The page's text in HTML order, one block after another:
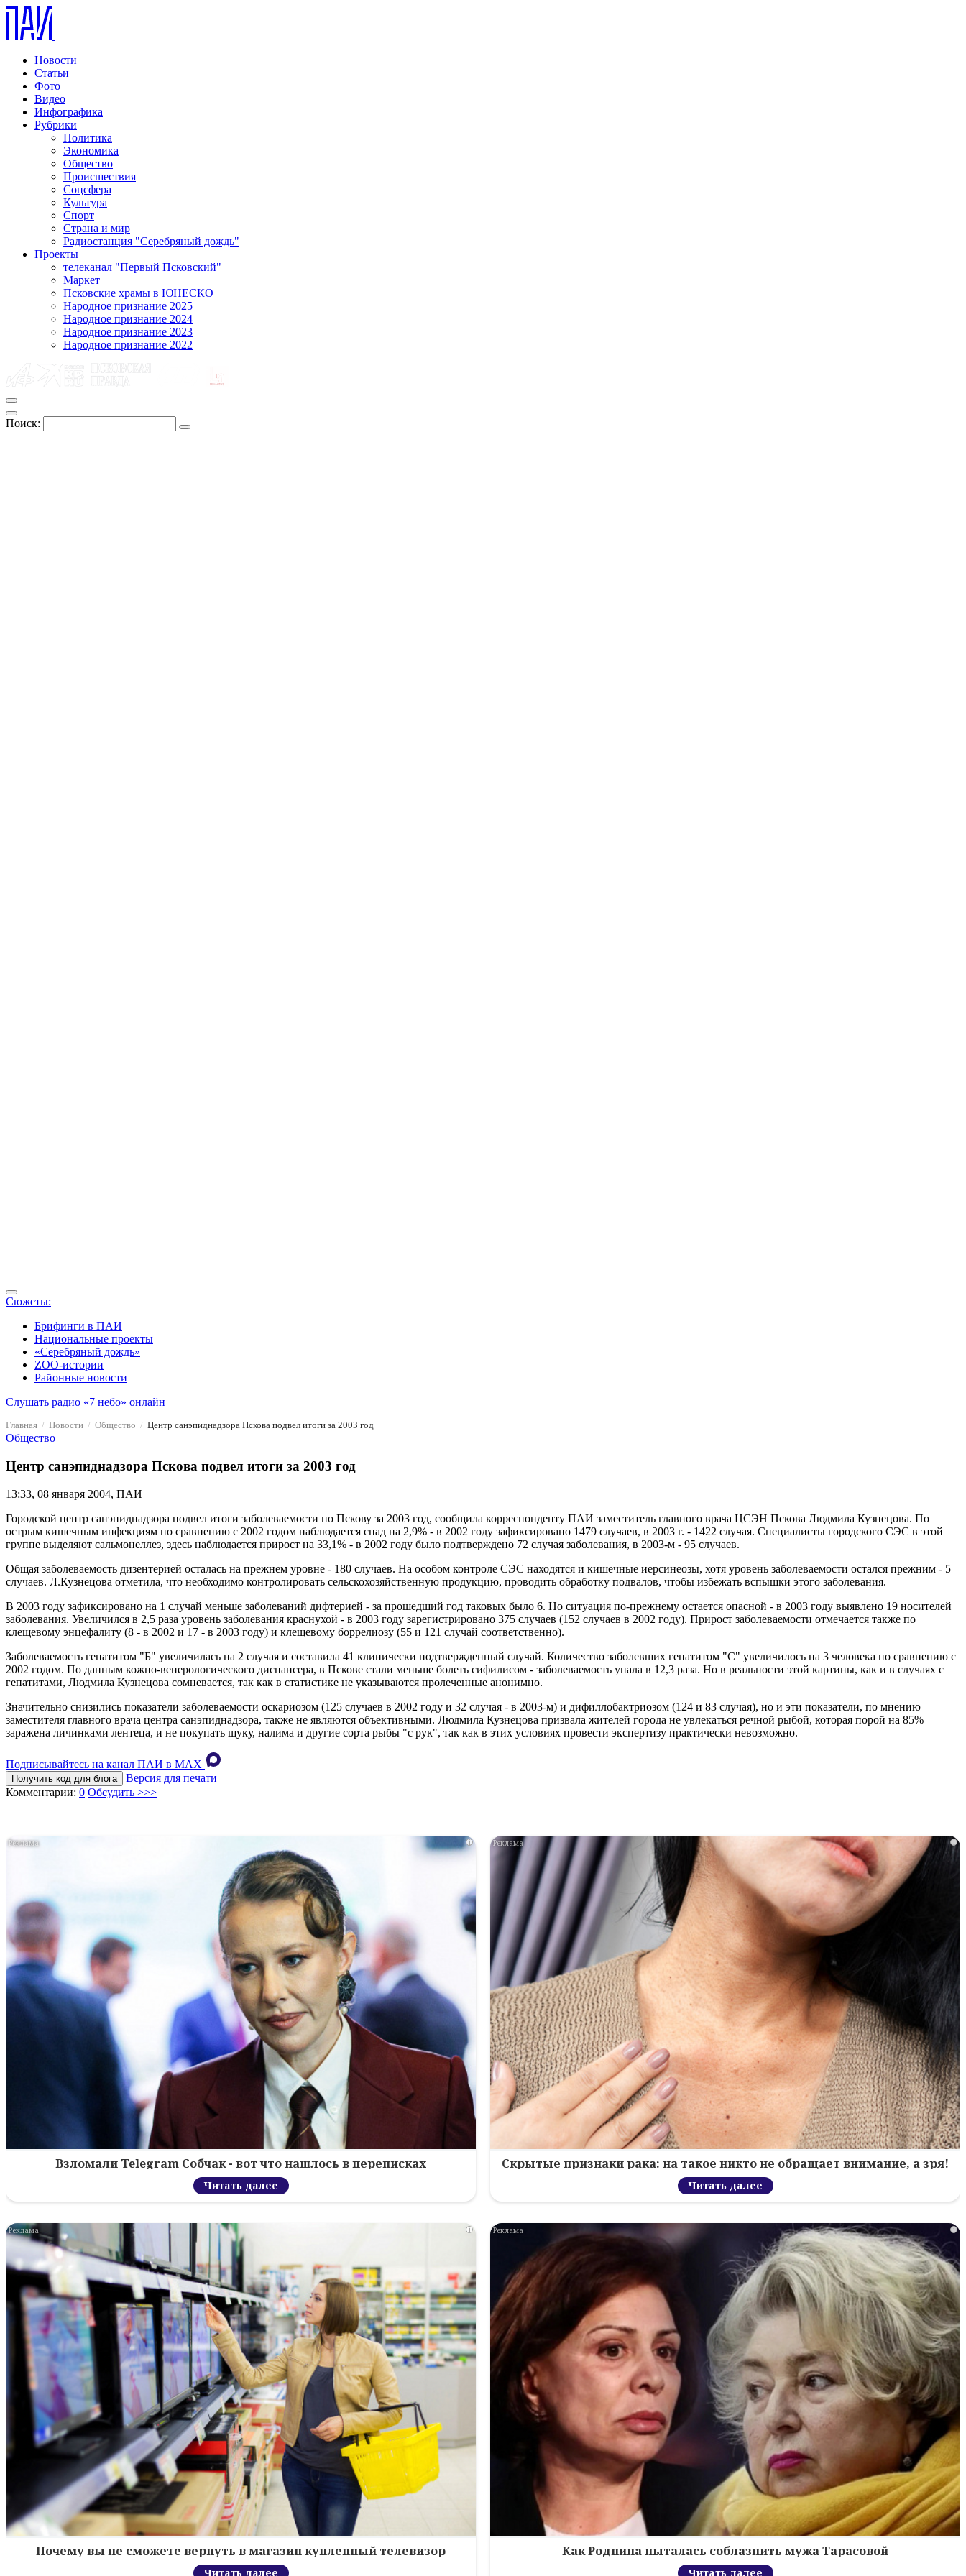
Новости
Статьи
Фото
Видео
Инфографика
Рубрики
Политика
Экономика
Общество
Происшествия
Соцсфера
Культура
Спорт
Страна и мир
Радиостанция "Серебряный дождь"
Проекты
телеканал "Первый Псковский"
Маркет
Псковские храмы в ЮНЕСКО
Народное признание 2025
Народное признание 2024
Народное признание 2023
Народное признание 2022
Поиск:
Сюжеты:
Брифинги в ПАИ
Национальные проекты
«Серебряный дождь»
ZOO-истории
Районные новости
Слушать радио «7 небо» онлайн
Главная Новости Общество Центр санэпиднадзора Пскова подвел итоги за 2003 год
Общество
Центр санэпиднадзора Пскова подвел итоги за 2003 год
13:33, 08 января 2004, ПАИ
Городской центр санэпиднадзора подвел итоги заболеваемости по Пскову за 2003 год, сообщила корреспонденту ПАИ заместитель главного врача ЦСЭН Пскова Людмила Кузнецова. По
острым кишечным инфекциям по сравнению с 2002 годом наблюдается спад на 2,9% - в 2002 году зафиксировано 1479 случаев, в 2003 г. - 1422 случая. Специалисты городского СЭС в этой
группе выделяют сальмонеллез, здесь наблюдается прирост на 33,1% - в 2002 году было подтверждено 72 случая заболевания, в 2003-м - 95 случаев.
Общая заболеваемость дизентерией осталась на прежнем уровне - 180 случаев. На особом контроле СЭС находятся и кишечные иерсинеозы, хотя уровень заболеваемости остался прежним - 5
случаев. Л.Кузнецова отметила, что необходимо контролировать сельскохозяйственную продукцию, проводить обработку подвалов, чтобы избежать вспышки этого заболевания.
В 2003 году зафиксировано на 1 случай меньше заболеваний дифтерией - за прошедший год таковых было 6. Но ситуация по-прежнему остается опасной - в 2003 году выявлено 19 носителей
заболевания. Увеличился в 2,5 раза уровень заболевания краснухой - в 2003 году зарегистрировано 375 случаев (152 случаев в 2002 году). Прирост заболеваемости отмечается также по
клещевому энцефалиту (8 - в 2002 и 17 - в 2003 году) и клещевому боррелиозу (55 и 121 случай соответственно).
Заболеваемость гепатитом "Б" увеличилась на 2 случая и составила 41 клинически подтвержденный случай. Количество заболевших гепатитом "С" увеличилось на 3 человека по сравнению с
2002 годом. По данным кожно-венерологического диспансера, в Пскове стали меньше болеть сифилисом - заболеваемость упала в 12,3 раза. Но в реальности этой картины, как и в случаях с
гепатитами, Людмила Кузнецова сомневается, так как в статистике не указываются пролеченные анонимно.
Значительно снизились показатели заболеваемости оскариозом (125 случаев в 2002 году и 32 случая - в 2003-м) и дифиллобактриозом (124 и 83 случая), но и эти показатели, по мнению
заместителя главного врача центра санэпиднадзора, также не являются объективными. Людмила Кузнецова призвала жителей города не увлекаться речной рыбой, которая порой на 85%
заражена личинками лентеца, и не покупать щуку, налима и другие сорта рыбы "с рук", так как в этих условиях провести экспертизу практически невозможно.
Подписывайтесь на канал ПАИ в MAХ
Получить код для блога
Версия для печати
Комментарии: 0 Обсудить >>>
i
Взломали Telegram Собчак - вот что нашлось в переписках
Читать далее
i
Скрытые признаки рака: на такое никто не обращает внимание, а зря!
Читать далее
i
Почему вы не сможете вернуть в магазин купленный телевизор
Читать далее
i
Как Роднина пыталась соблазнить мужа Тарасовой
Читать далее